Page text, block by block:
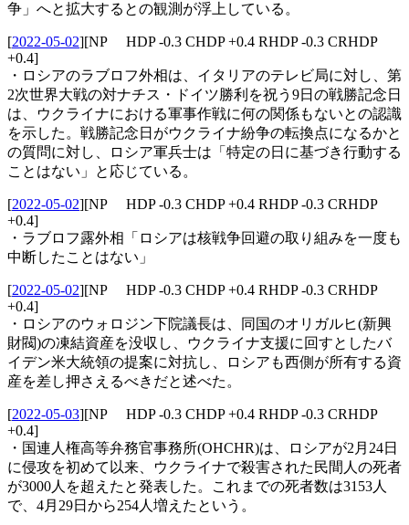
争」へと拡大するとの観測が浮上している。
[2022-05-02][NP HDP -0.3 CHDP +0.4 RHDP -0.3 CRHDP
+0.4]
・ロシアのラブロフ外相は、イタリアのテレビ局に対し、第
2次世界大戦の対ナチス・ドイツ勝利を祝う9日の戦勝記念日
は、ウクライナにおける軍事作戦に何の関係もないとの認識
を示した。戦勝記念日がウクライナ紛争の転換点になるかと
の質問に対し、ロシア軍兵士は「特定の日に基づき行動する
ことはない」と応じている。
[2022-05-02][NP HDP -0.3 CHDP +0.4 RHDP -0.3 CRHDP
+0.4]
・ラブロフ露外相「ロシアは核戦争回避の取り組みを一度も
中断したことはない」
[2022-05-02][NP HDP -0.3 CHDP +0.4 RHDP -0.3 CRHDP
+0.4]
・ロシアのウォロジン下院議長は、同国のオリガルヒ(新興
財閥)の凍結資産を没収し、ウクライナ支援に回すとしたバ
イデン米大統領の提案に対抗し、ロシアも西側が所有する資
産を差し押さえるべきだと述べた。
[2022-05-03][NP HDP -0.3 CHDP +0.4 RHDP -0.3 CRHDP
+0.4]
・国連人権高等弁務官事務所(OHCHR)は、ロシアが2月24日
に侵攻を初めて以来、ウクライナで殺害された民間人の死者
が3000人を超えたと発表した。これまでの死者数は3153人
で、4月29日から254人増えたという。